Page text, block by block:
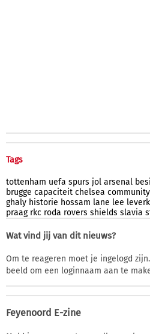
Tags
tottenham uefa spurs jol arsenal
brugge capaciteit chelsea community
ghaly historie hossam lane lee
praag rkc roda rovers shields slavia
Wat vind jij van dit nieuws?
Om te reageren moet je ingelogd
beeld om een loginnaam aan te
Feyenoord E-zine